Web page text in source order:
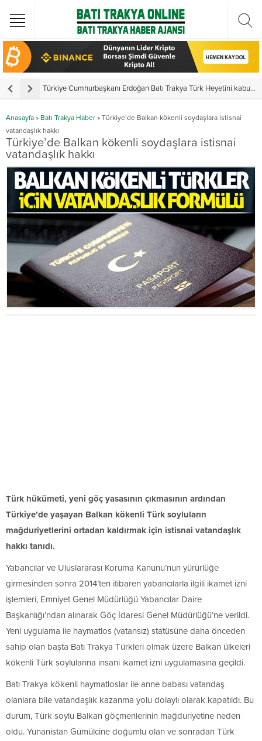
Türkiye Cumhurbaşkanı Erdoğan Batı Trakya Türk Heyetini kabul etti
Anasayfa » Batı Trakya Haber » Türkiye’de Balkan kökenli soydaşlara istisnai
vatandaşlık hakkı
Türkiye’de Balkan kökenli soydaşlara istisnai
vatandaşlık hakkı
Türk hükümeti, yeni göç yasasının çıkmasının ardından
Türkiye’de yaşayan Balkan kökenli Türk soyluların
mağduriyetlerini ortadan kaldırmak için istisnai vatandaşlık
hakkı tanıdı.
Yabancılar ve Uluslararası Koruma Kanunu’nun yürürlüğe
girmesinden sonra 2014’ten itibaren yabancılarla ilgili ikamet izni
işlemleri, Emniyet Genel Müdürlüğü Yabancılar Daire
Başkanlığı’ndan alınarak Göç İdaresi Genel Müdürlüğü’ne verildi.
Yeni uygulama ile haymatlos (vatansız) statüsüne daha önceden
sahip olan başta Batı Trakya Türkleri olmak üzere Balkan ülkeleri
kökenli Türk soylularına insani ikamet izni uygulamasına geçildi.
Batı Trakya kökenli haymatloslar ile anne babası vatandaş
olanlara bile vatandaşlık kazanma yolu dolaylı olarak kapatıldı. Bu
durum, Türk soylu Balkan göçmenlerinin mağduriyetine neden
oldu. Yunanistan Gümülcine doğumlu olan ve sonradan Türk